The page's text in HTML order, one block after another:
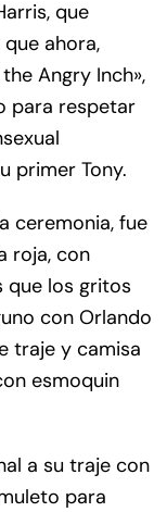
que
ahora,
Angry Inch»,
para respetar
primer Tony.
ceremonia, fue
roja, con
que los gritos
con Orlando
traje y camisa
esmoquin
a su traje con
para